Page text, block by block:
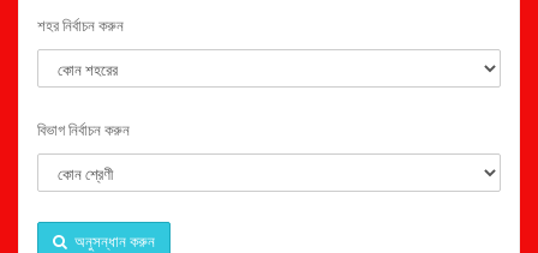
শহর নির্বাচন করুন
বিভাগ নির্বাচন করুন
অনুসন্ধান করুন